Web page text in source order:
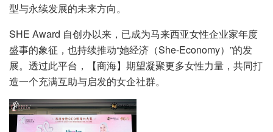
型与永续发展的未来方向。
SHE Award 自创办以来，已成为马来西亚女性企业家年度
盛事的象征，也持续推动“她经济（She-Economy）”的发
展。透过此平台，【商海】期望凝聚更多女性力量，共同打
造一个充满互助与启发的女企社群。